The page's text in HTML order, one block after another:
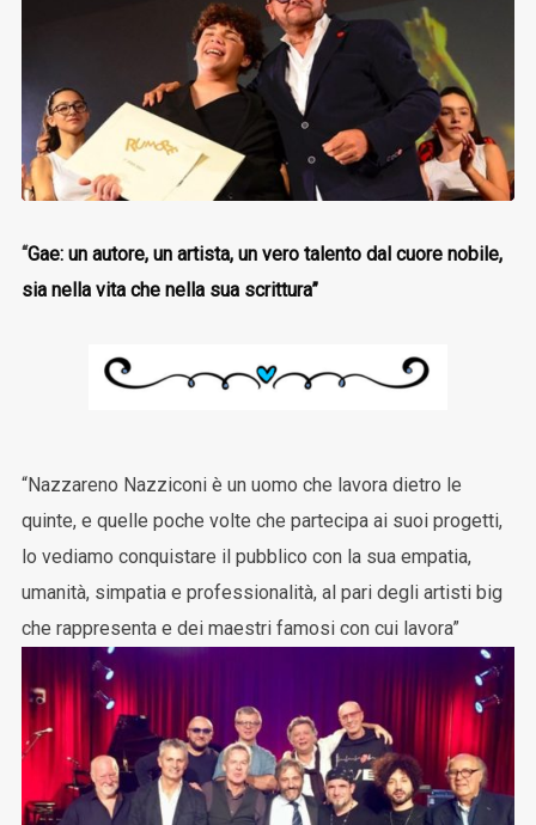
“Gae: un autore, un artista, un vero talento dal cuore nobile,
sia nella vita che nella sua scrittura”
“Nazzareno Nazziconi è un uomo che lavora dietro le
quinte, e quelle poche volte che partecipa ai suoi progetti,
lo vediamo conquistare il pubblico con la sua empatia,
umanità, simpatia e professionalità, al pari degli artisti big
che rappresenta e dei maestri famosi con cui lavora”